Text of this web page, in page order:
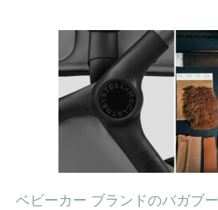
ベビーカー ブランドのバガブ